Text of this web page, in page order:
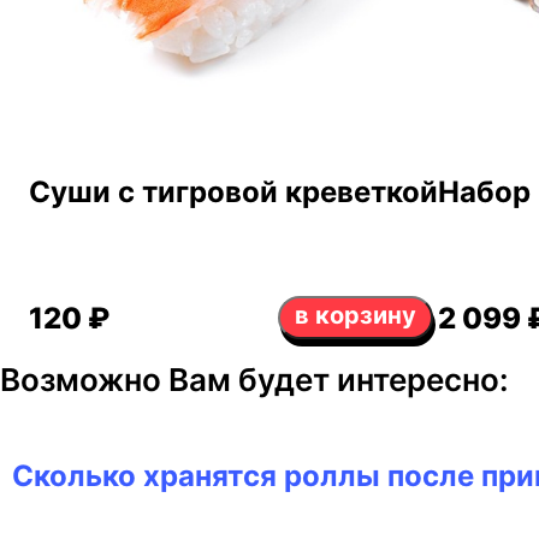
Суши с тигровой креветкой
120 ₽ в корзину
Набор
2 099
Возможно Вам будет интересно:
Сколько хранятся роллы после